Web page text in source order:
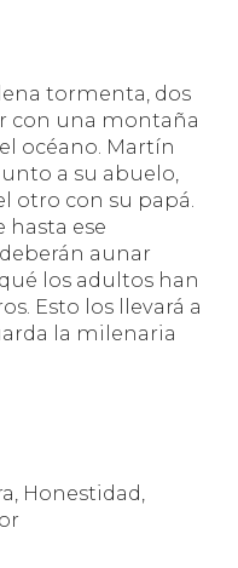
tormenta, dos
con una montaña
océano. Martín
a su abuelo,
otro con su papá.
hasta ese
aunar
los adultos han
Esto los llevará a
la milenaria
Honestidad,